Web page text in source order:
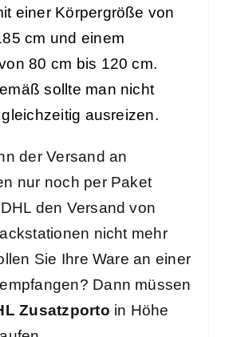
einer Körpergröße von
cm und einem
80 cm bis 120 cm.
sollte man nicht
ausreizen.
der Versand an
nur noch per Paket
den Versand von
nicht mehr
Sie Ihre Ware an einer
Dann müssen
Zusatzporto in Höhe